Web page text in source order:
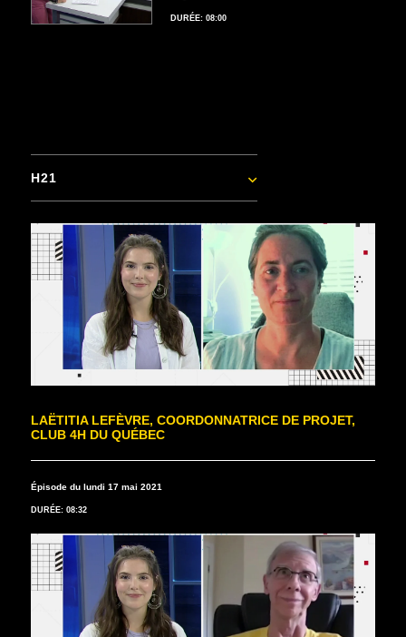
DURÉE: 08:00
H21
LAËTITIA LEFÈVRE, COORDONNATRICE DE PROJET,
CLUB 4H DU QUÉBEC
Épisode du lundi 17 mai 2021
DURÉE: 08:32